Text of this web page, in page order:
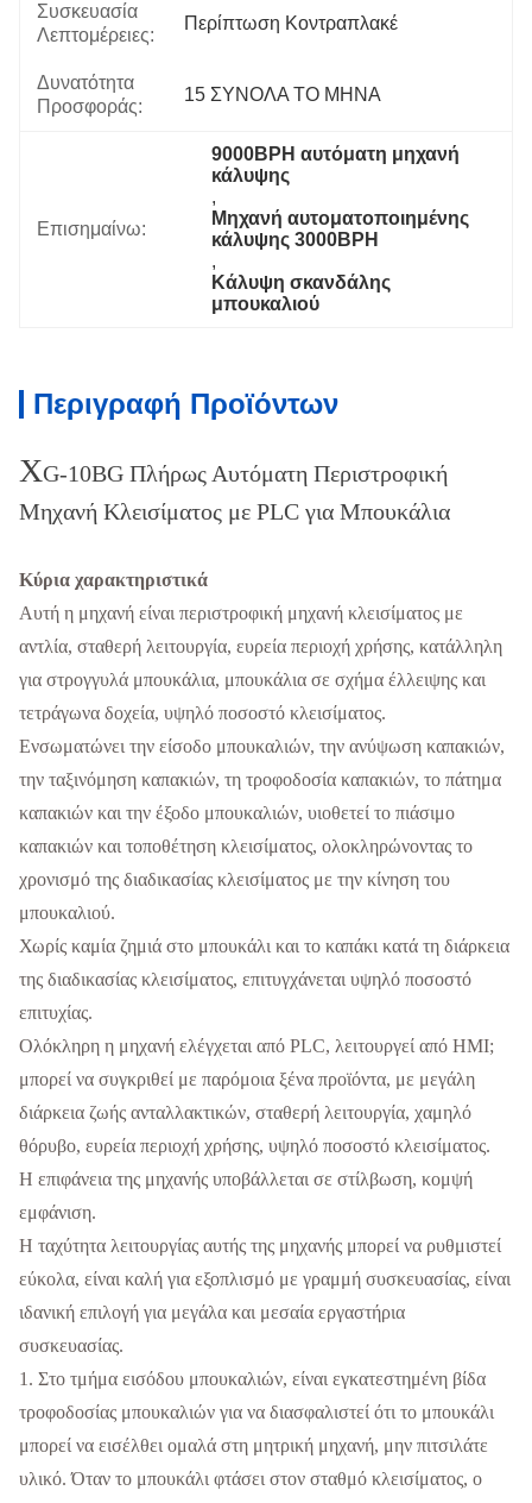
Συσκευασία
Λεπτομέρειες:
Περίπτωση Κοντραπλακέ
Δυνατότητα
Προσφοράς:
15 ΣΥΝΟΛΑ ΤΟ ΜΗΝΑ
Επισημαίνω:
9000BPH αυτόματη μηχανή
κάλυψης
,
Μηχανή αυτοματοποιημένης
κάλυψης 3000BPH
,
Κάλυψη σκανδάλης
μπουκαλιού
Περιγραφή Προϊόντων
XG-10BG Πλήρως Αυτόματη Περιστροφική
Μηχανή Κλεισίματος με PLC για Μπουκάλια
Κύρια χαρακτηριστικά
Αυτή η μηχανή είναι περιστροφική μηχανή κλεισίματος με
αντλία, σταθερή λειτουργία, ευρεία περιοχή χρήσης, κατάλληλη
για στρογγυλά μπουκάλια, μπουκάλια σε σχήμα έλλειψης και
τετράγωνα δοχεία, υψηλό ποσοστό κλεισίματος.
Ενσωματώνει την είσοδο μπουκαλιών, την ανύψωση καπακιών,
την ταξινόμηση καπακιών, τη τροφοδοσία καπακιών, το πάτημα
καπακιών και την έξοδο μπουκαλιών, υιοθετεί το πιάσιμο
καπακιών και τοποθέτηση κλεισίματος, ολοκληρώνοντας το
χρονισμό της διαδικασίας κλεισίματος με την κίνηση του
μπουκαλιού.
Χωρίς καμία ζημιά στο μπουκάλι και το καπάκι κατά τη διάρκεια
της διαδικασίας κλεισίματος, επιτυγχάνεται υψηλό ποσοστό
επιτυχίας.
Ολόκληρη η μηχανή ελέγχεται από PLC, λειτουργεί από HMI;
μπορεί να συγκριθεί με παρόμοια ξένα προϊόντα, με μεγάλη
διάρκεια ζωής ανταλλακτικών, σταθερή λειτουργία, χαμηλό
θόρυβο, ευρεία περιοχή χρήσης, υψηλό ποσοστό κλεισίματος.
Η επιφάνεια της μηχανής υποβάλλεται σε στίλβωση, κομψή
εμφάνιση.
Η ταχύτητα λειτουργίας αυτής της μηχανής μπορεί να ρυθμιστεί
εύκολα, είναι καλή για εξοπλισμό με γραμμή συσκευασίας, είναι
ιδανική επιλογή για μεγάλα και μεσαία εργαστήρια
συσκευασίας.
1. Στο τμήμα εισόδου μπουκαλιών, είναι εγκατεστημένη βίδα
τροφοδοσίας μπουκαλιών για να διασφαλιστεί ότι το μπουκάλι
μπορεί να εισέλθει ομαλά στη μητρική μηχανή, μην πιτσιλάτε
υλικό. Όταν το μπουκάλι φτάσει στον σταθμό κλεισίματος, ο